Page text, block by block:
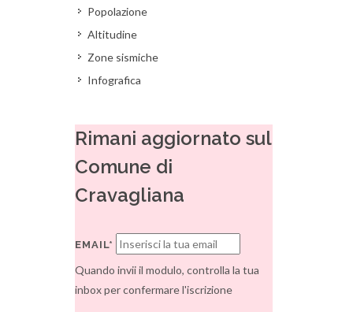
Popolazione
Altitudine
Zone sismiche
Infografica
Rimani aggiornato sul
Comune di
Cravagliana
EMAIL*
Quando invii il modulo, controlla la tua
inbox per confermare l'iscrizione